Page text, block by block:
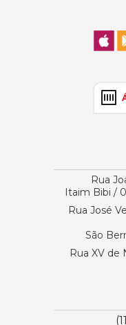
Rua
Itaim Bibi /
Rua José
São
Rua XV de